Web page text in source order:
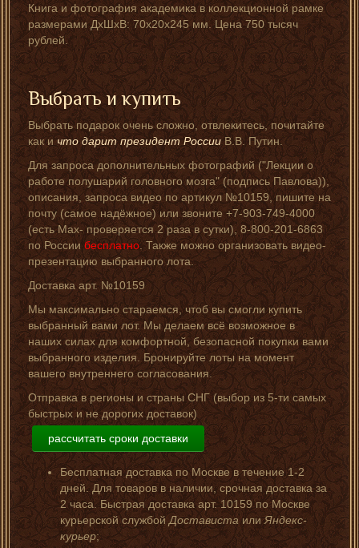
Книга и фотография академика в коллекционной рамке
размерами ДxШxВ: 70x20x245 мм. Цена 750 тысяч
рублей.
Выбрать и купить
Выбрать подарок очень сложно, отвлекитесь, почитайте
как ичто дарит президент России В.В. Путин.
Для запроса дополнительных фотографий ("Лекции о
работе полушарий головного мозга" (подпись Павлова)),
описания, запроса видео по артикул №10159, пишите на
почту (самое надёжное) или звоните +7-903-749-4000
(есть Мах- проверяется 2 раза в сутки), 8-800-201-6863
по Россиибесплатно. Также можно организовать видео-
презентацию выбранного лота.
Доставка арт. №10159
Мы максимально стараемся, чтоб вы смогли купить
выбранный вами лот. Мы делаем всё возможное в
наших силах для комфортной, безопасной покупки вами
выбранного изделия. Бронируйте лоты на момент
вашего внутреннего согласования.
Отправка в регионы и страны СНГ (выбор из 5-ти самых
быстрых и не дорогих доставок)
рассчитать сроки доставки
Бесплатная доставка по Москве в течение 1-2
дней. Для товаров в наличии, срочная доставка за
2 часа. Быстрая доставка арт. 10159 по Москве
курьерской службойДостависта илиЯндекс-
курьер;